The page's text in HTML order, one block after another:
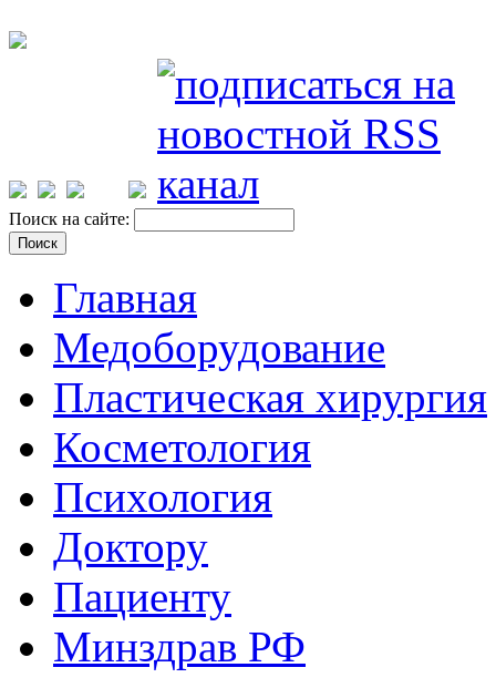
Поиск на сайте:
Главная
Медоборудование
Пластическая хирургия
Косметология
Психология
Доктору
Пациенту
Минздрав РФ